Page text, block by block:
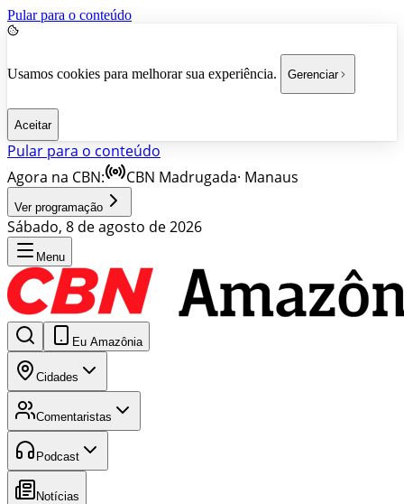
Pular para o conteúdo
Usamos cookies para melhorar sua experiência. Gerenciar
Aceitar
Pular para o conteúdo
Agora na CBN:
CBN Madrugada· Manaus
Ver programação
Sábado, 8 de agosto de 2026
Menu
Eu Amazônia
Cidades
Comentaristas
Podcast
Notícias